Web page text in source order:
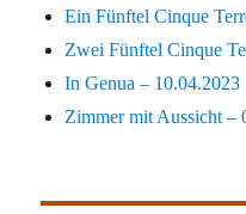
Ein Fünftel Cinque
Zwei Fünftel Cinque
In Genua – 10.04.2023
Zimmer mit Aussicht –